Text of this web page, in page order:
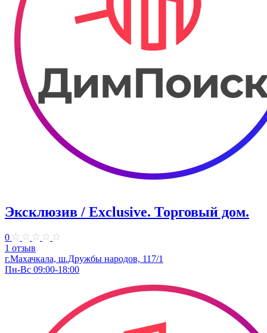
Эксклюзив / Exclusive. ​Торговый дом.
0
1 отзыв
г.Махачкала, ​ш.Дружбы народов, 117/1
Пн-Вс 09:00-18:00